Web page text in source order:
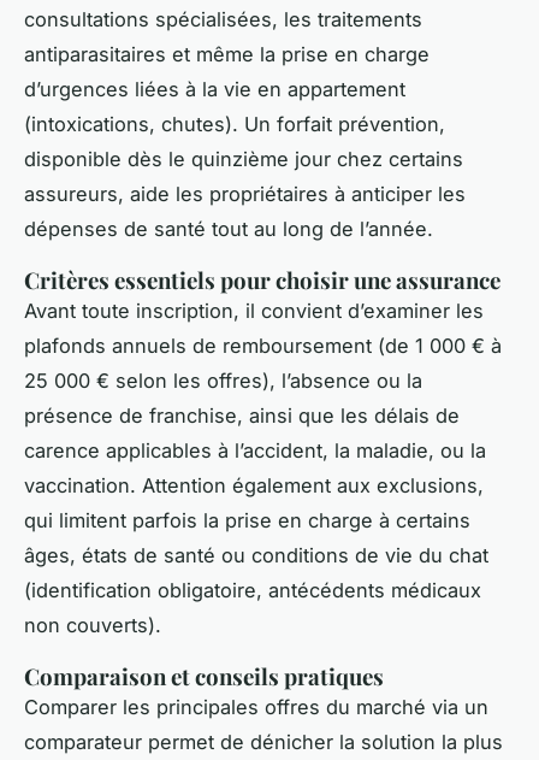
consultations spécialisées, les traitements
antiparasitaires et même la prise en charge
d’urgences liées à la vie en appartement
(intoxications, chutes). Un forfait prévention,
disponible dès le quinzième jour chez certains
assureurs, aide les propriétaires à anticiper les
dépenses de santé tout au long de l’année.
Critères essentiels pour choisir une assurance
Avant toute inscription, il convient d’examiner les
plafonds annuels de remboursement (de 1 000 € à
25 000 € selon les offres), l’absence ou la
présence de franchise, ainsi que les délais de
carence applicables à l’accident, la maladie, ou la
vaccination. Attention également aux exclusions,
qui limitent parfois la prise en charge à certains
âges, états de santé ou conditions de vie du chat
(identification obligatoire, antécédents médicaux
non couverts).
Comparaison et conseils pratiques
Comparer les principales offres du marché via un
comparateur permet de dénicher la solution la plus